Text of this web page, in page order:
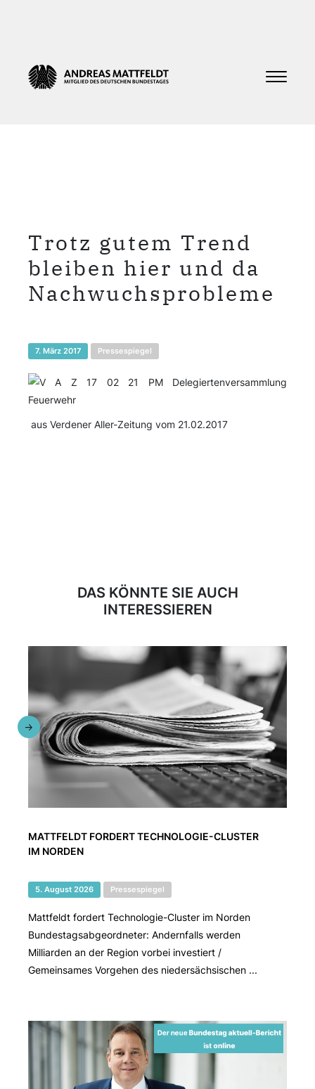
Trotz gutem Trend
bleiben hier und da
Nachwuchsprobleme
7. März 2017 Pressespiegel
aus Verdener Aller-Zeitung vom 21.02.2017
DAS KÖNNTE SIE AUCH
INTERESSIEREN
MATTFELDT FORDERT TECHNOLOGIE-CLUSTER
IM NORDEN
5. August 2026 Pressespiegel
Mattfeldt fordert Technologie-Cluster im Norden
Bundestagsabgeordneter: Andernfalls werden
Milliarden an der Region vorbei investiert /
Gemeinsames Vorgehen des niedersächsischen ...